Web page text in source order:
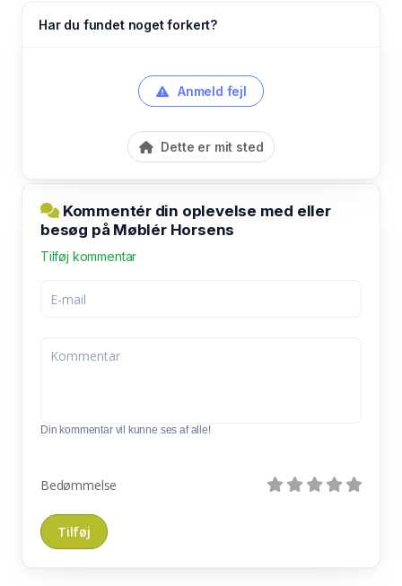
Har du fundet noget forkert?
Anmeld fejl
Dette er mit sted
Kommentér din oplevelse med eller
besøg på Møblér Horsens
Tilføj kommentar
Din kommentar vil kunne ses af alle!
Bedømmelse